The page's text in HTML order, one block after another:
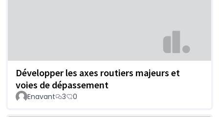
Développer les axes routiers majeurs et
voies de dépassement
Enavant 3 0